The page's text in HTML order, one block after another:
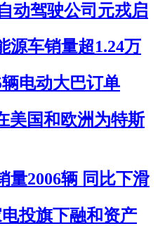
动驾驶公司元戎启
源车销量超1.24万
电动大巴订单
美国和欧洲为特斯
量2006辆 同比下滑
投旗下融和资产